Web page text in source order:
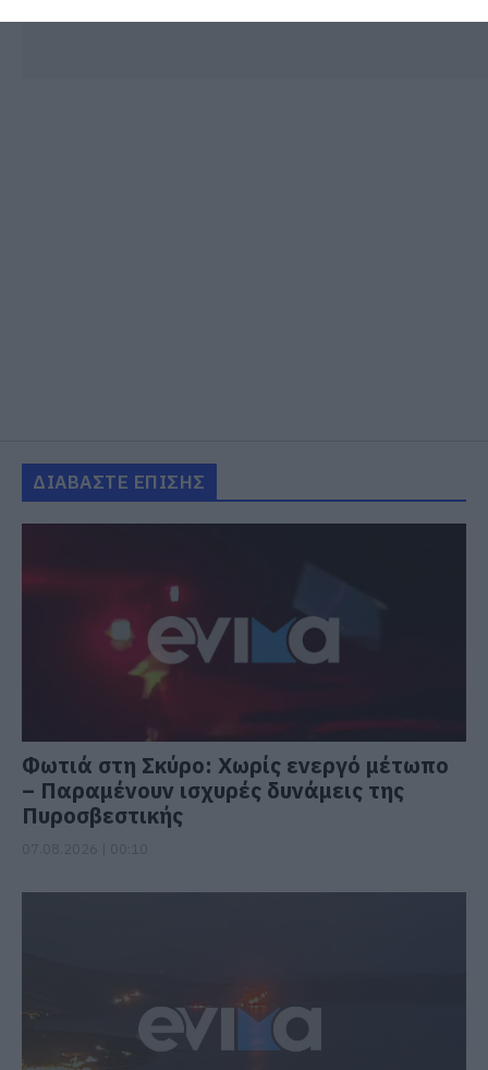
ΔΙΑΒΑΣΤΕ ΕΠΙΣΗΣ
Φωτιά στη Σκύρο: Χωρίς ενεργό μέτωπο
– Παραμένουν ισχυρές δυνάμεις της
Πυροσβεστικής